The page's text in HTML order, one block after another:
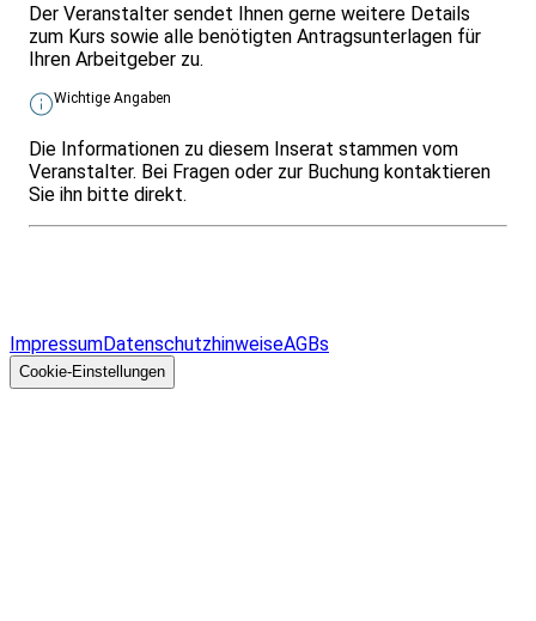
Der Veranstalter sendet Ihnen gerne weitere Details
zum Kurs sowie alle benötigten Antragsunterlagen für
Ihren Arbeitgeber zu.
Wichtige Angaben
Die Informationen zu diesem Inserat stammen vom
Veranstalter. Bei Fragen oder zur Buchung kontaktieren
Sie ihn bitte direkt.
ImpressumDatenschutzhinweiseAGBs
Cookie-Einstellungen